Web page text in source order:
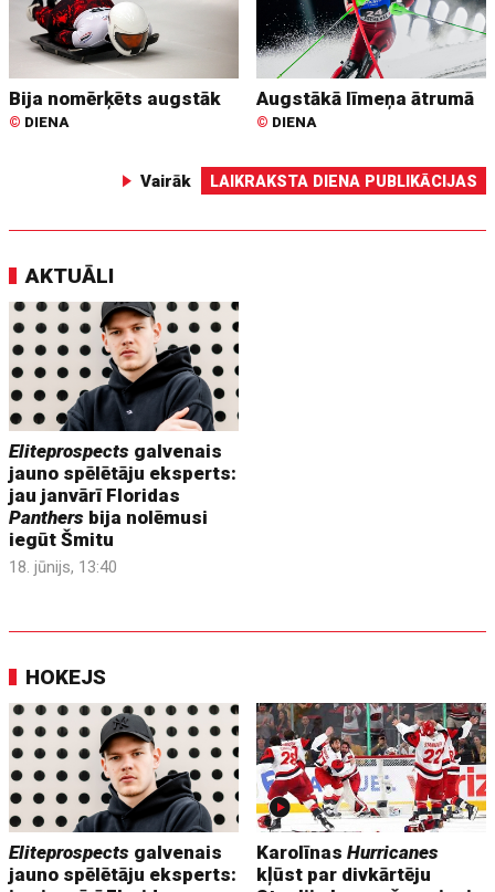
Bija nomērķēts augstāk
© DIENA
Augstākā līmeņa ātrumā
© DIENA
Vairāk LAIKRAKSTA DIENA PUBLIKĀCIJAS
AKTUĀLI
Eliteprospects galvenais
jauno spēlētāju eksperts:
jau janvārī Floridas
Panthers bija nolēmusi
iegūt Šmitu
18. jūnijs, 13:40
HOKEJS
Eliteprospects galvenais
jauno spēlētāju eksperts:
KarolīnasHurricanes
kļūst par divkārtēju